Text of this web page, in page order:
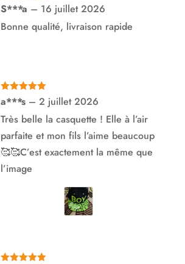
Note5sur
5
S***a – 16 juillet 2026
Bonne qualité, livraison rapide
Note5
sur
5
a***s – 2 juillet 2026
Très belle la casquette ! Elle à l’air
parfaite et mon fils l’aime beaucoup
🥰🥰C’est exactement la même que
l’image